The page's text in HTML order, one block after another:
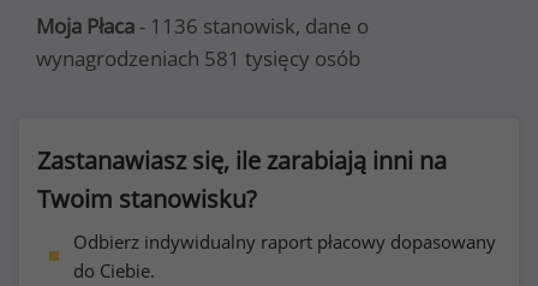
Moja Płaca - 1136 stanowisk, dane o
wynagrodzeniach 581 tysięcy osób
Zastanawiasz się, ile zarabiają inni na
Twoim stanowisku?
Odbierz indywidualny raport płacowy dopasowany
do Ciebie.